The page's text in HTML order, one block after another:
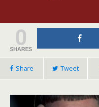
0
SHARES
Share Tweet